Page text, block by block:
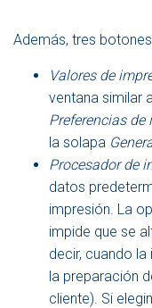
Además, tres
Valores de
ventana similar
Preferencias de
la solapa
Procesador de
datos
impresión. La
impide que se
decir, cuando
la preparación
cliente). Si